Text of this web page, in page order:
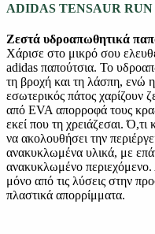
ADIDAS TENSAUR RUN
Ζεστά υδροαπωθητικά
Χάρισε στο μικρό σου
adidas παπούτσια. Το
τη βροχή και τη λάσπη, ενώ
εσωτερικός πάτος χαρίζουν
από EVA απορροφά τους
εκεί που τη χρειάζεσαι. Ό,τι
να ακολουθήσει την
ανακυκλωμένα υλικά, με
ανακυκλωμένο περιεχόμενο.
μόνο από τις λύσεις στην
πλαστικά απορρίμματα.